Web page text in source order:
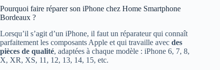
Pourquoi faire réparer son iPhone chez Home Smartphone
Bordeaux ?
Lorsqu’il s’agit d’un iPhone, il faut un réparateur qui connaît
parfaitement les composants Apple et qui travaille avec des
pièces de qualité, adaptées à chaque modèle : iPhone 6, 7, 8,
X, XR, XS, 11, 12, 13, 14, 15, etc.